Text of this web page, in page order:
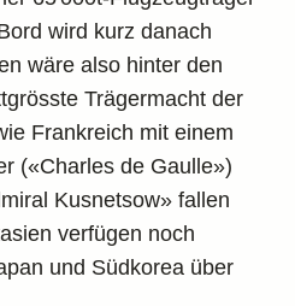
wird kurz danach
wäre also hinter den
Trägermacht der
Frankreich mit einem
(«Charles de Gaulle»)
Kusnetsow» fallen
verfügen noch
und Südkorea über